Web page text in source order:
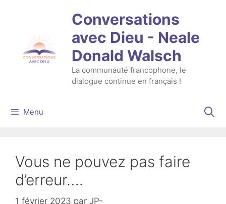
Conversations
avec Dieu - Neale
Donald Walsch
La communauté francophone, le
dialogue continue en français !
Menu
Vous ne pouvez pas faire
d’erreur….
1 février 2023 par JP-